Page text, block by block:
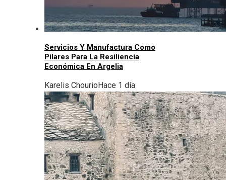
Servicios Y Manufactura Como
Pilares Para La Resiliencia
Económica En Argelia
Karelis ChourioHace 1 día